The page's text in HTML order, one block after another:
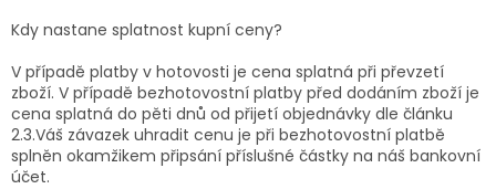
Kdy nastane splatnost kupní ceny?
V případě platby v hotovosti je cena splatná při převzetí
zboží. V případě bezhotovostní platby před dodáním zboží je
cena splatná do pěti dnů od přijetí objednávky dle článku
2.3.Váš závazek uhradit cenu je při bezhotovostní platbě
splněn okamžikem připsání příslušné částky na náš bankovní
účet.